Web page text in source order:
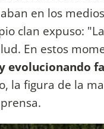
en los
clan expuso:
En estos
evolucionando
la figura de la